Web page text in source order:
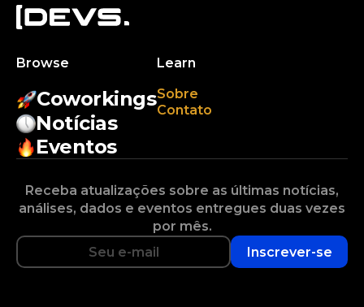
Browse
Coworkings
Notícias
Eventos
Learn
Sobre
Contato
Receba atualizações sobre as últimas notícias,
análises, dados e eventos entregues duas vezes
por mês.
Inscrever-se